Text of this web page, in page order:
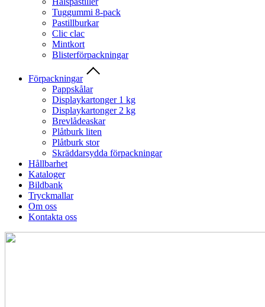
Tuggummi 8-pack
Pastillburkar
Clic clac
Mintkort
Blisterförpackningar
Förpackningar
Pappskålar
Displaykartonger 1 kg
Displaykartonger 2 kg
Brevlådeaskar
Plåtburk liten
Plåtburk stor
Skräddarsydda förpackningar
Hållbarhet
Kataloger
Bildbank
Tryckmallar
Om oss
Kontakta oss